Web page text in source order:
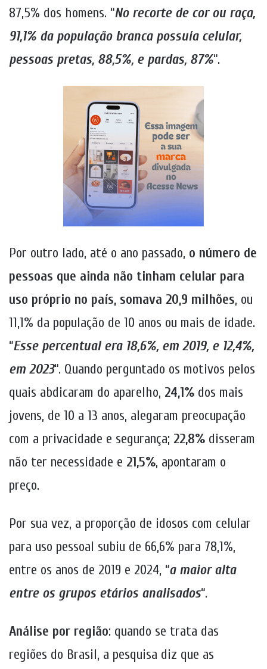
87,5% dos homens. “No recorte de cor ou raça,
91,1% da população branca possuía celular,
pessoas pretas, 88,5%, e pardas, 87%“.
Por outro lado, até o ano passado, o número de
pessoas que ainda não tinham celular para
uso próprio no país, somava 20,9 milhões, ou
11,1% da população de 10 anos ou mais de idade.
“Esse percentual era 18,6%, em 2019, e 12,4%,
em 2023“. Quando perguntado os motivos pelos
quais abdicaram do aparelho, 24,1% dos mais
jovens, de 10 a 13 anos, alegaram preocupação
com a privacidade e segurança; 22,8% disseram
não ter necessidade e 21,5%, apontaram o
preço.
Por sua vez, a proporção de idosos com celular
para uso pessoal subiu de 66,6% para 78,1%,
entre os anos de 2019 e 2024, “a maior alta
entre os grupos etários analisados“.
Análise por região: quando se trata das
regiões do Brasil, a pesquisa diz que as